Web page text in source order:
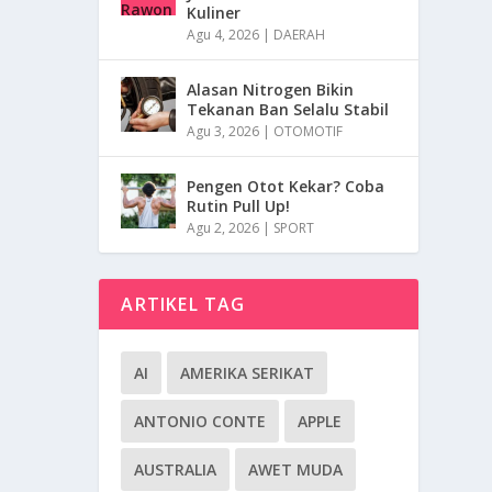
Kuliner
Agu 4, 2026 | DAERAH
Alasan Nitrogen Bikin
Tekanan Ban Selalu Stabil
Agu 3, 2026 | OTOMOTIF
Pengen Otot Kekar? Coba
Rutin Pull Up!
Agu 2, 2026 | SPORT
ARTIKEL TAG
AI AMERIKA SERIKAT
ANTONIO CONTE APPLE
AUSTRALIA AWET MUDA